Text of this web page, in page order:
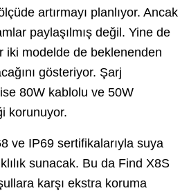
artırmayı planlıyor. Ancak
paylaşılmış değil. Yine de
iki modelde de beklenenden
gösteriyor. Şarj
80W kablolu ve 50W
korunuyor.
ve IP69 sertifikalarıyla suya
sunacak. Bu da Find X8S
karşı ekstra koruma